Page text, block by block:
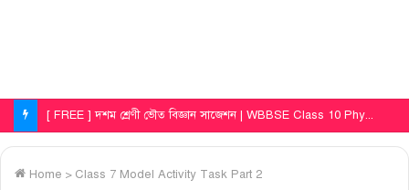
[ FREE ] দশম শ্রেণী ভূগোল সাজেশন | WBBSE Class 10 Geography First Unit Test Question Paper 2025
Home > Class 7 Model Activity Task Part 2